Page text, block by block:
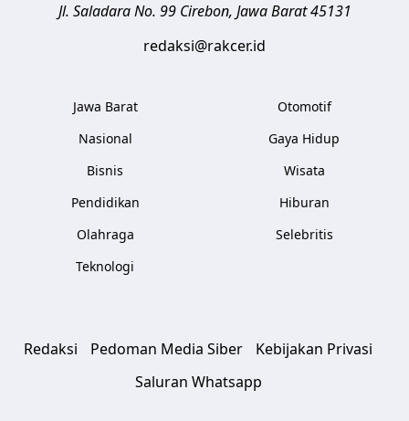
Jl. Saladara No. 99 Cirebon, Jawa Barat 45131
redaksi@rakcer.id
Jawa Barat
Nasional
Bisnis
Pendidikan
Olahraga
Teknologi
Otomotif
Gaya Hidup
Wisata
Hiburan
Selebritis
Redaksi Pedoman Media Siber
Kebijakan Privasi
Saluran Whatsapp